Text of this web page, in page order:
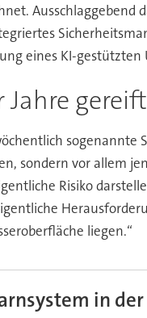
eines KI-
gereift
sondern vor allem
Risiko
liegen.“
in